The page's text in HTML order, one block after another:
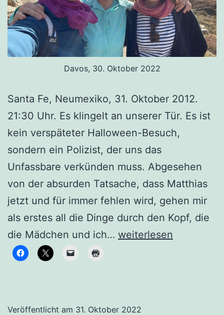
Davos, 30. Oktober 2022
Santa Fe, Neumexiko, 31. Oktober 2012.
21:30 Uhr. Es klingelt an unserer Tür. Es ist
kein verspäteter Halloween-Besuch,
sondern ein Polizist, der uns das
Unfassbare verkünden muss. Abgesehen
von der absurden Tatsache, dass Matthias
jetzt und für immer fehlen wird, gehen mir
als erstes all die Dinge durch den Kopf, die
die Mädchen und ich… 10
weiterlesen
Veröffentlicht am 31. Oktober 2022